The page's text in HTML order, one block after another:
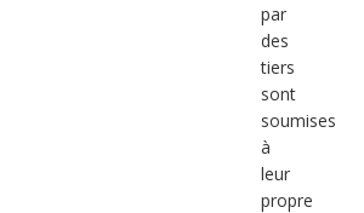
par
des
tiers
sont
soumises
à
leur
propre